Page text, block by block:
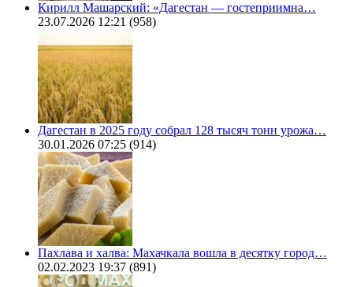
Кирилл Машарский: «Дагестан — гостеприимна…
23.07.2026 12:21 (958)
Дагестан в 2025 году собрал 128 тысяч тонн урожа…
30.01.2026 07:25 (914)
Пахлава и халва: Махачкала вошла в десятку город…
02.02.2023 19:37 (891)